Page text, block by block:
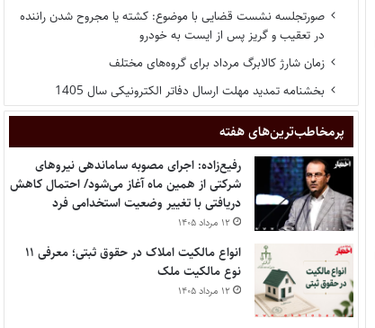
صورتجلسه نشست قضایی با موضوع: کشته یا مجروح شدن راننده
در تعقیب و گریز پس از ایست به خودرو
زمان شارژ کالابرگ مرداد برای گروه‌های مختلف
بخشنامه تمدید مهلت ارسال دفاتر الکترونیکی سال 1405
پر‌مخاطب‌ترین‌های هفته
رفیع‌زاده: اجرای مصوبه ساماندهی نیروهای
شرکتی از همین ماه آغاز می‌شود/ احتمال کاهش
دریافتی با تغییر وضعیت استخدامی فرد
۱۲ مرداد ۱۴۰۵
انواع مالکیت املاک در حقوق ثبتی؛ معرفی ۱۱
نوع مالکیت ملک
۱۲ مرداد ۱۴۰۵